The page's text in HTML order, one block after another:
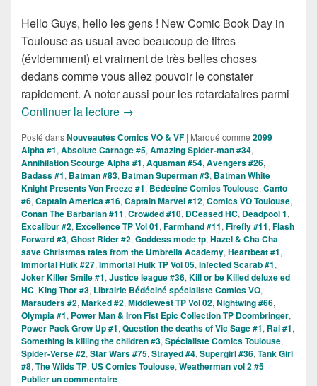
Hello Guys, hello les gens ! New Comic Book Day in
Toulouse as usual avec beaucoup de titres
(évidemment) et vraiment de très belles choses
dedans comme vous allez pouvoir le constater
rapidement. A noter aussi pour les retardataires parmi
Continuer la lecture Sorties des Comics VO de la
→
Posté dansNouveautés Comics VO & VF | Marqué comme 2099
Alpha #1, Absolute Carnage #5, Amazing Spider-man #34,
Annihilation Scourge Alpha #1, Aquaman #54, Avengers #26,
Badass #1, Batman #83, Batman Superman #3, Batman White
Knight Presents Von Freeze #1, Bédéciné Comics Toulouse, Canto
#6, Captain America #16, Captain Marvel #12, Comics VO Toulouse,
Conan The Barbarian #11, Crowded #10, DCeased HC, Deadpool 1,
Excalibur #2, Excellence TP Vol 01, Farmhand #11, Firefly #11, Flash
Forward #3, Ghost Rider #2, Goddess mode tp, Hazel & Cha Cha
save Christmas tales from the Umbrella Academy, Heartbeat #1,
Immortal Hulk #27, Immortal Hulk TP Vol 05, Infected Scarab #1,
Joker Killer Smile #1, Justice league #36, Kill or be Killed deluxe ed
HC, King Thor #3, Librairie Bédéciné spécialiste Comics VO,
Marauders #2, Marked #2, Middlewest TP Vol 02, Nightwing #66,
Olympia #1, Power Man & Iron Fist Epic Collection TP Doombringer,
Power Pack Grow Up #1, Question the deaths of Vic Sage #1, Rai #1,
Something is killing the children #3, Spécialiste Comics Toulouse,
Spider-Verse #2, Star Wars #75, Strayed #4, Supergirl #36, Tank Girl
#8, The Wilds TP, US Comics Toulouse, Weatherman vol 2 #5 |
Publier un commentaire